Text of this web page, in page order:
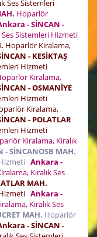
Ses Sistemleri
Hoparlör
- SİNCAN -
Sistemleri Hizmeti
Hoparlör Kiralama,
- KESİKTAŞ
Hizmeti
Kiralama,
- OSMANİYE
Hizmeti
Kiralama,
- POLATLAR
Hizmeti
Kiralama, Kiralık
- SİNCANOSB MAH.
Ankara -
Kiralık Ses
MAH.
Ankara -
Kiralık Ses
MAH. Hoparlör
- SİNCAN -